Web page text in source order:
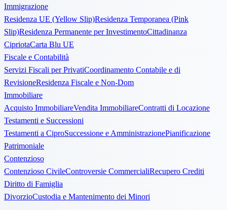
Immigrazione
Residenza UE (Yellow Slip)Residenza Temporanea (Pink
Slip)Residenza Permanente per InvestimentoCittadinanza
CipriotaCarta Blu UE
Fiscale e Contabilità
Servizi Fiscali per PrivatiCoordinamento Contabile e di
RevisioneResidenza Fiscale e Non-Dom
Immobiliare
Acquisto ImmobiliareVendita ImmobiliareContratti di Locazione
Testamenti e Successioni
Testamenti a CiproSuccessione e AmministrazionePianificazione
Patrimoniale
Contenzioso
Contenzioso CivileControversie CommercialiRecupero Crediti
Diritto di Famiglia
DivorzioCustodia e Mantenimento dei Minori